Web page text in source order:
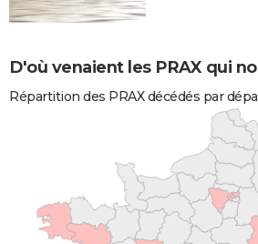
D'où venaient les PRAX qui
Répartition des PRAX décédés par